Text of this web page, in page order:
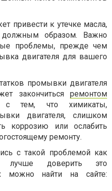
привести к утечке масла,
образом. Важно
проблемы, прежде чем
двигателя для вашего
промывки двигателя
закончиться ремонтом
тем, что химикаты,
двигателя, слишком
коррозию или ослабить
ремонту.
с такой проблемой как
лучше доверить это
можно найти на сайте: